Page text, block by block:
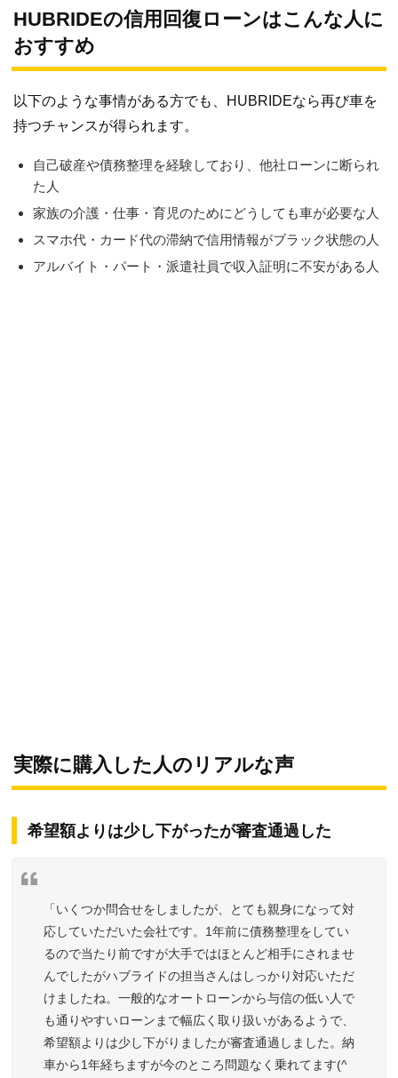
HUBRIDEの信用回復ローンはこんな人に
おすすめ
以下のような事情がある方でも、HUBRIDEなら再び車を
持つチャンスが得られます。
自己破産や債務整理を経験しており、他社ローンに断られ
た人
家族の介護・仕事・育児のためにどうしても車が必要な人
スマホ代・カード代の滞納で信用情報がブラック状態の人
アルバイト・パート・派遣社員で収入証明に不安がある人
実際に購入した人のリアルな声
希望額よりは少し下がったが審査通過した
「いくつか問合せをしましたが、とても親身になって対
応していただいた会社です。1年前に債務整理をしてい
るので当たり前ですが大手ではほとんど相手にされませ
んでしたがハブライドの担当さんはしっかり対応いただ
けましたね。一般的なオートローンから与信の低い人で
も通りやすいローンまで幅広く取り扱いがあるようで、
希望額よりは少し下がりましたが審査通過しました。納
車から1年経ちますが今のところ問題なく乗れてます(^